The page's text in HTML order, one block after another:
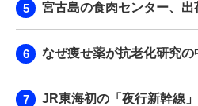
宮古島の食肉センター、出
なぜ痩せ薬が抗老化研究の
JR東海初の「夜行新幹線